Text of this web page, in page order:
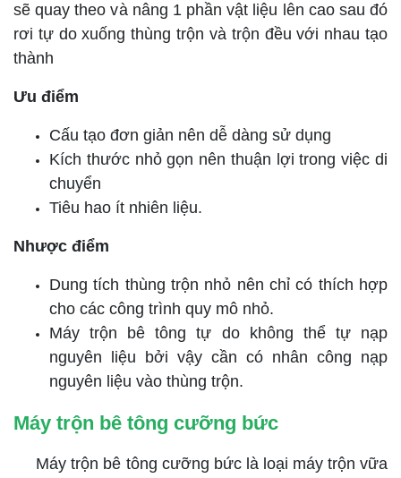
sẽ quay theo và nâng 1 phần vật liệu lên cao sau đó
rơi tự do xuống thùng trộn và trộn đều với nhau tạo
thành
Ưu điểm
Cấu tạo đơn giản nên dễ dàng sử dụng
Kích thước nhỏ gọn nên thuận lợi trong việc di
chuyển
Tiêu hao ít nhiên liệu.
Nhược điểm
Dung tích thùng trộn nhỏ nên chỉ có thích hợp
cho các công trình quy mô nhỏ.
Máy trộn bê tông tự do không thể tự nạp
nguyên liệu bởi vậy cần có nhân công nạp
nguyên liệu vào thùng trộn.
Máy trộn bê tông cưỡng bức
Máy trộn bê tông cưỡng bức là loại máy trộn vữa